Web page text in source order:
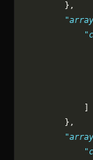
        },
        },